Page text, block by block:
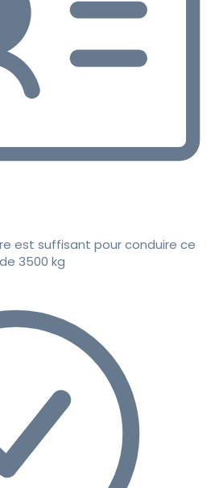
est suffisant pour conduire ce
3500 kg